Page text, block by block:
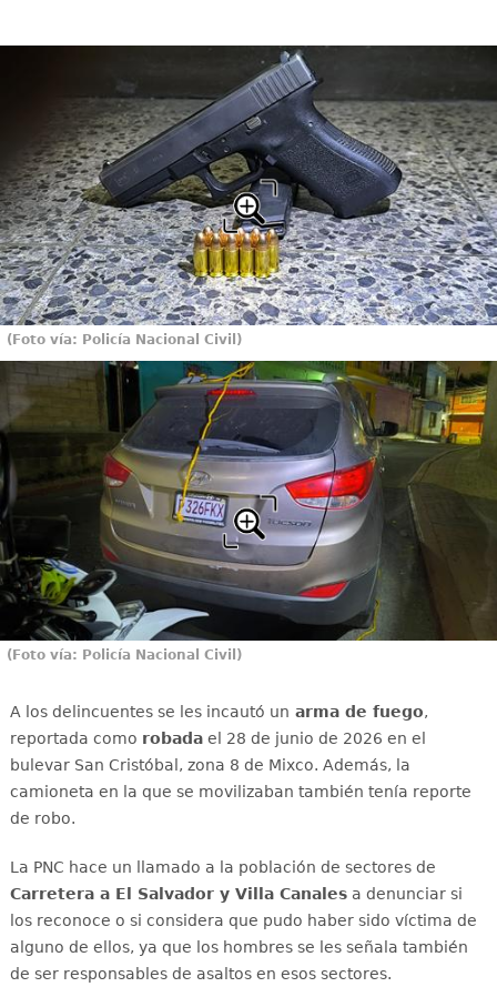
(Foto vía: Policía Nacional Civil)
(Foto vía: Policía Nacional Civil)
A los delincuentes se les incautó un arma de fuego,
reportada como robadael 28 de junio de 2026 en el
bulevar San Cristóbal, zona 8 de Mixco. Además, la
camioneta en la que se movilizaban también tenía reporte
de robo.
La PNC hace un llamado a la población de sectores de
Carretera a El Salvador y Villa Canalesa denunciar si
los reconoce o si considera que pudo haber sido víctima de
alguno de ellos, ya que los hombres se les señala también
de ser responsables de asaltos en esos sectores.